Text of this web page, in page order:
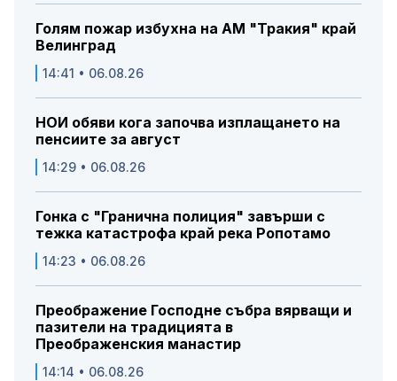
Голям пожар избухна на АМ "Тракия" край
Велинград
14:41 • 06.08.26
НОИ обяви кога започва изплащането на
пенсиите за август
14:29 • 06.08.26
Гонка с "Гранична полиция" завърши с
тежка катастрофа край река Ропотамо
14:23 • 06.08.26
Преображение Господне събра вярващи и
пазители на традицията в
Преображенския манастир
14:14 • 06.08.26